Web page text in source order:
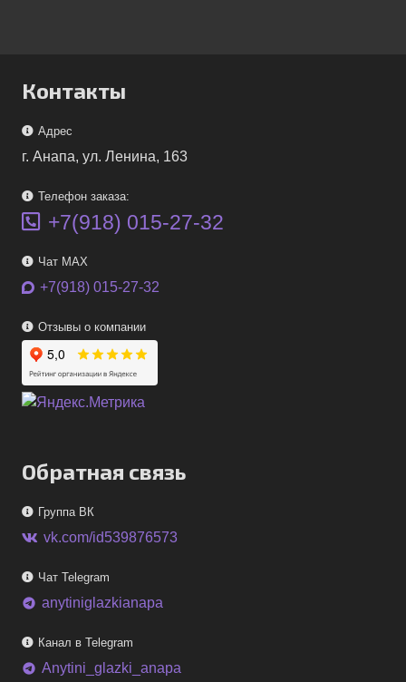
Контакты
Адрес
г. Анапа, ул. Ленина, 163
Телефон заказа:
+7(918) 015-27-32
Чат MAX
+7(918) 015-27-32
Отзывы о компании
Обратная связь
Группа ВК
vk.com/id539876573
Чат Telegram
telegram anytiniglazkianapa
Канал в Telegram
telegram Anytini_glazki_anapa